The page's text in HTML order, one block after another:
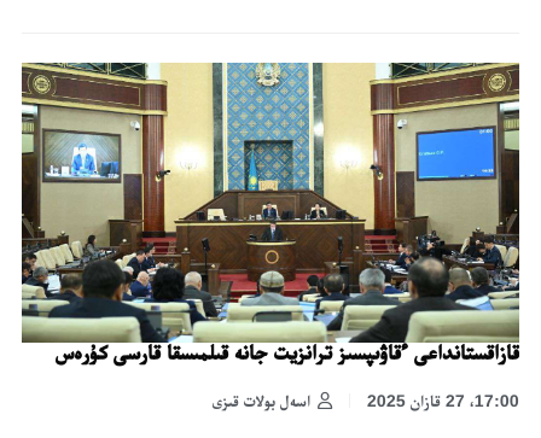
قازاقستانداعى ءقاۋىپسىز ترانزيت جانە قىلمىسقا قارسى كۇرەس
اسەل بولات قىزى 17:00، 27 قازان 2025